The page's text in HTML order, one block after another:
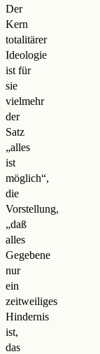
Der
Kern
totalitärer
Ideologie
ist für
sie
vielmehr
der
Satz
„alles
ist
möglich“,
die
Vorstellung,
„daß
alles
Gegebene
nur
ein
zeitweiliges
Hindernis
ist,
das